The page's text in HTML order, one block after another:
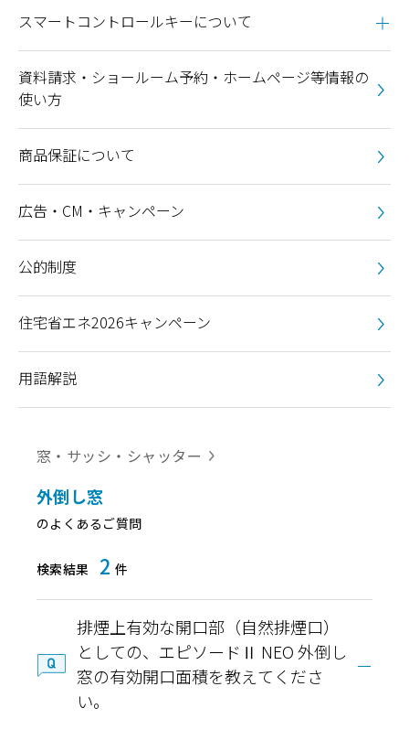
スマートコントロールキーについて
資料請求・ショールーム予約・ホームページ等情報の
使い方
商品保証について
広告・CM・キャンペーン
公的制度
住宅省エネ2026キャンペーン
用語解説
窓・サッシ・シャッター
外倒し窓
のよくあるご質問
検索結果 2 件
排煙上有効な開口部（自然排煙口）
としての、エピソードⅡ NEO 外倒し
窓の有効開口面積を教えてくださ
い。